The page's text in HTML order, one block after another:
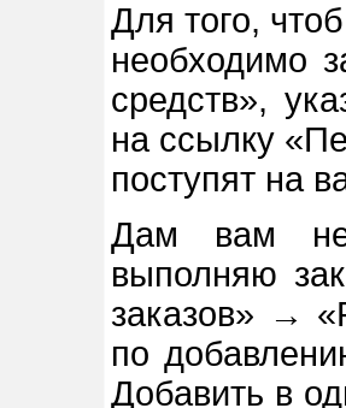
Для того,
необходимо
средств»,
на ссылку
поступят на
Дам вам
выполняю
заказов» →
по
Добавить в